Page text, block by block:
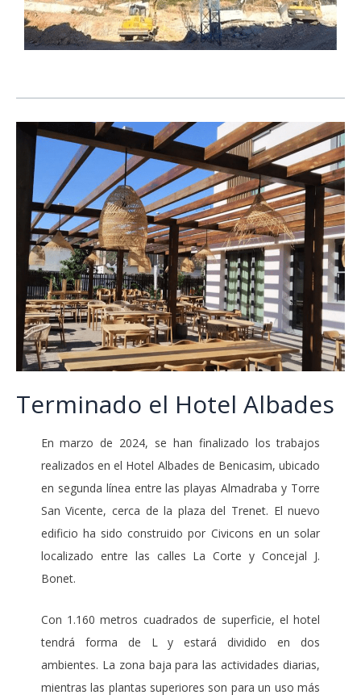
Terminado el Hotel Albades
En marzo de 2024, se han finalizado los trabajos
realizados en el Hotel Albades de Benicasim, ubicado
en segunda línea entre las playas Almadraba y Torre
San Vicente, cerca de la plaza del Trenet. El nuevo
edificio ha sido construido por Civicons en un solar
localizado entre las calles La Corte y Concejal J.
Bonet.
Con 1.160 metros cuadrados de superficie, el hotel
tendrá forma de L y estará dividido en dos
ambientes. La zona baja para las actividades diarias,
mientras las plantas superiores son para un uso más